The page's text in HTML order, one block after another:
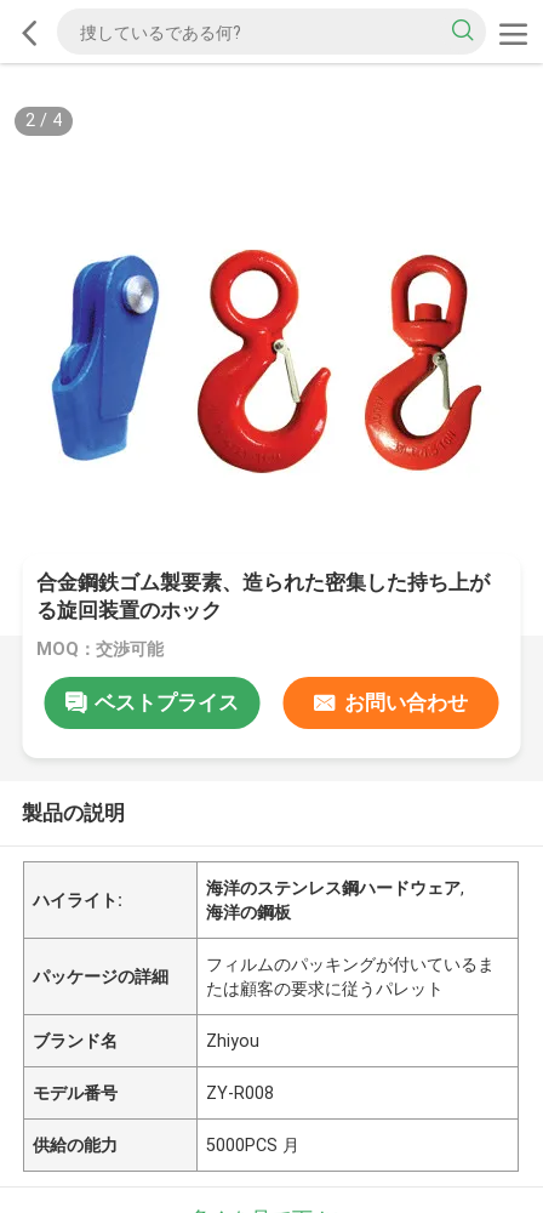
2/ 4
合金鋼鉄ゴム製要素、造られた密集した持ち上が
る旋回装置のホック
MOQ：交渉可能
ベストプライス お問い合わせ
製品の説明
ハイライト:
海洋のステンレス鋼ハードウェア,
海洋の鋼板
パッケージの詳細
フィルムのパッキングが付いているま
たは顧客の要求に従うパレット
ブランド名 Zhiyou
モデル番号 ZY-R008
供給の能力 5000PCS 月